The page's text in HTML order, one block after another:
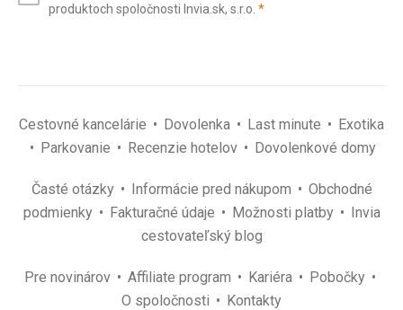
(povinné)
produktoch spoločnosti Invia.sk, s.r.o. *(povinné)
Cestovné kancelárie Dovolenka Last minute
Exotika
Parkovanie
Recenzie hotelov Dovolenkové domy
Časté otázky Informácie pred nákupom
Obchodné
podmienky
Fakturačné údaje Možnosti platby
Invia
cestovateľský blog
Pre novinárov Affiliate program Kariéra
Pobočky
O spoločnosti
Kontakty